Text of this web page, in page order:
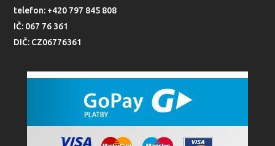
telefon: +420 797 845 808
IČ: 067 76 361
DIČ: CZ06776361